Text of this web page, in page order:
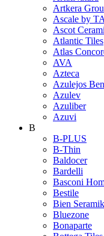
Artkera
Ascale by
Ascot
Atlantic Tiles
Atlas
AVA
Azteca
Azulejos
Azulev
Azuliber
Azuvi
B
B-PLUS
B-Thin
Baldocer
Bardelli
Basconi
Bestile
Bien Seramik
Bluezone
Bonaparte